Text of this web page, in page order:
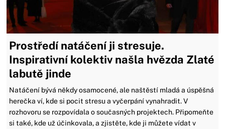
Prostředí natáčení ji stresuje.
Inspirativní kolektiv našla hvězda Zlaté
labutě jinde
Natáčení bývá někdy osamocené, ale naštěstí mladá a úspěšná
herečka ví, kde si pocit stresu a vyčerpání vynahradit. V
rozhovoru se rozpovídala o současných projektech. Připomeňte
si také, kde už účinkovala, a zjistěte, kde ji můžete vídat v